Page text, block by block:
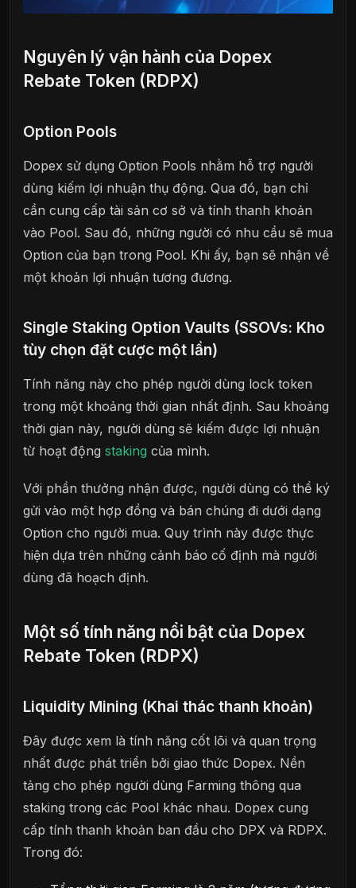
Nguyên lý vận hành của Dopex
Rebate Token (RDPX)
Option Pools
Dopex sử dụng Option Pools nhằm hỗ trợ người
dùng kiếm lợi nhuận thụ động. Qua đó, bạn chỉ
cần cung cấp tài sản cơ sở và tính thanh khoản
vào Pool. Sau đó, những người có nhu cầu sẽ mua
Option của bạn trong Pool. Khi ấy, bạn sẽ nhận về
một khoản lợi nhuận tương đương.
Single Staking Option Vaults (SSOVs: Kho
tùy chọn đặt cược một lần)
Tính năng này cho phép người dùng lock token
trong một khoảng thời gian nhất định. Sau khoảng
thời gian này, người dùng sẽ kiếm được lợi nhuận
từ hoạt động staking của mình.
Với phần thưởng nhận được, người dùng có thể ký
gửi vào một hợp đồng và bán chúng đi dưới dạng
Option cho người mua. Quy trình này được thực
hiện dựa trên những cảnh báo cố định mà người
dùng đã hoạch định.
Một số tính năng nổi bật của Dopex
Rebate Token (RDPX)
Liquidity Mining (Khai thác thanh khoản)
Đây được xem là tính năng cốt lõi và quan trọng
nhất được phát triển bởi giao thức Dopex. Nền
tảng cho phép người dùng Farming thông qua
staking trong các Pool khác nhau. Dopex cung
cấp tính thanh khoản ban đầu cho DPX và RDPX.
Trong đó: